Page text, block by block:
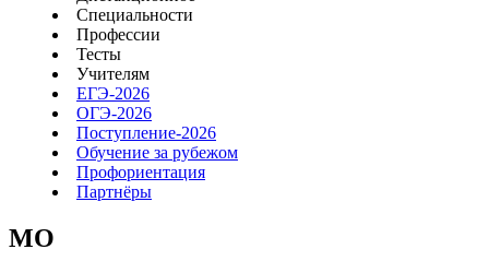
Специальности
Профессии
Тесты
Учителям
ЕГЭ-2026
ОГЭ-2026
Поступление-2026
Обучение за рубежом
Профориентация
Партнёры
MO